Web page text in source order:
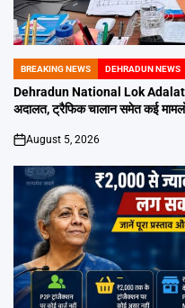
POSTED
IN
BREAKING NEWS DEHRADUN NEWS
Dehradun National Lok Adalat
अदालत, ट्रैफिक चालान समेत कई मामलों
on
August 5, 2026